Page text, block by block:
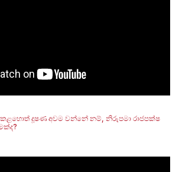
දූෂණ අවම වන්නේ නම්, නිරුපමා රාජපක්ෂ